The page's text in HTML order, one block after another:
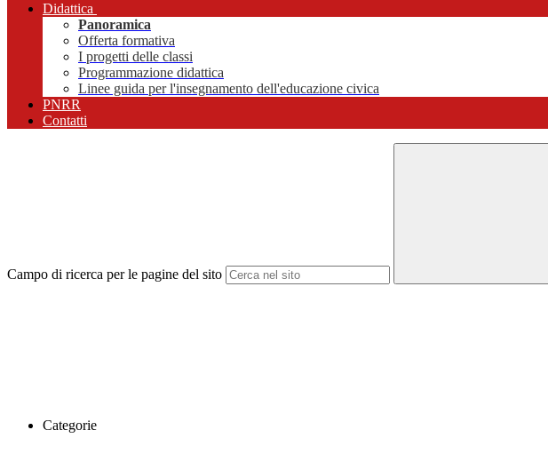
Didattica
Panoramica
Offerta formativa
I progetti delle classi
Programmazione didattica
Linee guida per l'insegnamento dell'educazione civica
PNRR
Contatti
Campo di ricerca per le pagine del sito
Categorie